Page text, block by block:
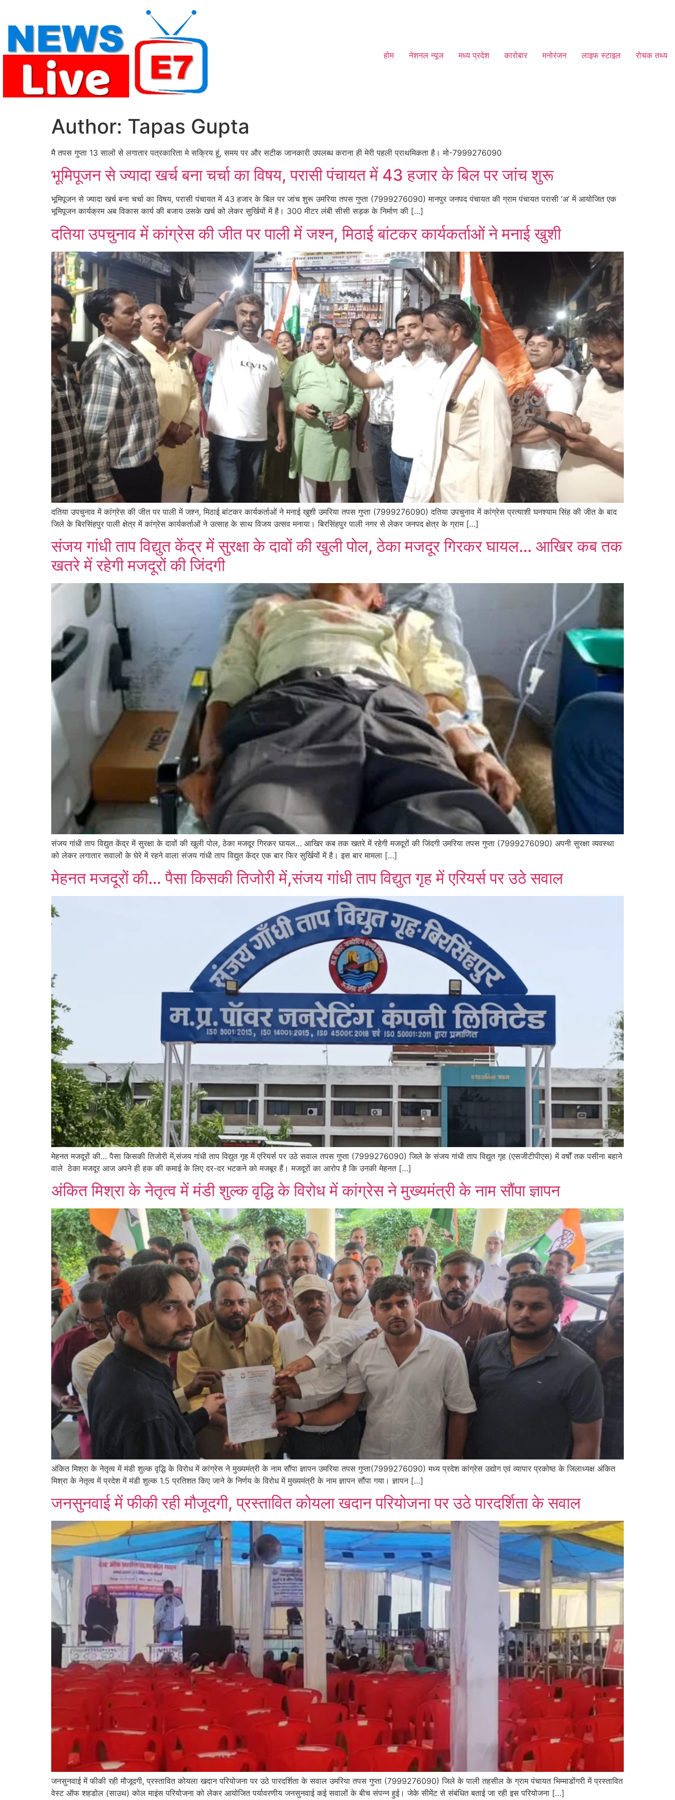
content
होम नेशनल न्यूज मध्य प्रदेश कारोबार मनोरंजन लाइफ स्टाइल रोचक तथ्य
Author: Tapas Gupta
मै तपस गुप्ता 13 सालों से लगातार पत्रकारिता मे सक्रिय हूं, समय पर और सटीक जानकारी उपलब्ध कराना ही मेरी पहली प्राथमिकता है। मो-7999276090
भूमिपूजन से ज्यादा खर्च बना चर्चा का विषय, परासी पंचायत में 43 हजार के बिल पर जांच शुरू
भूमिपूजन से ज्यादा खर्च बना चर्चा का विषय, परासी पंचायत में 43 हजार के बिल पर जांच शुरू उमरिया तपस गुप्ता (7999276090) मानपुर जनपद पंचायत की ग्राम पंचायत परासी ‘अ’ में आयोजित एक
भूमिपूजन कार्यक्रम अब विकास कार्य की बजाय उसके खर्च को लेकर सुर्खियों में है। 300 मीटर लंबी सीसी सड़क के निर्माण की […]
दतिया उपचुनाव में कांग्रेस की जीत पर पाली में जश्न, मिठाई बांटकर कार्यकर्ताओं ने मनाई खुशी
दतिया उपचुनाव में कांग्रेस की जीत पर पाली में जश्न, मिठाई बांटकर कार्यकर्ताओं ने मनाई खुशी उमरिया तपस गुप्ता (7999276090) दतिया उपचुनाव में कांग्रेस प्रत्याशी घनश्याम सिंह की जीत के बाद
जिले के बिरसिंहपुर पाली क्षेत्र में कांग्रेस कार्यकर्ताओं ने उत्साह के साथ विजय उत्सव मनाया। बिरसिंहपुर पाली नगर से लेकर जनपद क्षेत्र के ग्राम […]
संजय गांधी ताप विद्युत केंद्र में सुरक्षा के दावों की खुली पोल, ठेका मजदूर गिरकर घायल… आखिर कब तक
खतरे में रहेगी मजदूरों की जिंदगी
संजय गांधी ताप विद्युत केंद्र में सुरक्षा के दावों की खुली पोल, ठेका मजदूर गिरकर घायल… आखिर कब तक खतरे में रहेगी मजदूरों की जिंदगी उमरिया तपस गुप्ता (7999276090) अपनी सुरक्षा व्यवस्था
को लेकर लगातार सवालों के घेरे में रहने वाला संजय गांधी ताप विद्युत केंद्र एक बार फिर सुर्खियों में है। इस बार मामला […]
मेहनत मजदूरों की… पैसा किसकी तिजोरी में,संजय गांधी ताप विद्युत गृह में एरियर्स पर उठे सवाल
मेहनत मजदूरों की… पैसा किसकी तिजोरी में,संजय गांधी ताप विद्युत गृह में एरियर्स पर उठे सवाल तपस गुप्ता (7999276090) जिले के संजय गांधी ताप विद्युत गृह (एसजीटीपीएस) में वर्षों तक पसीना बहाने
वाले ठेका मजदूर आज अपने ही हक की कमाई के लिए दर-दर भटकने को मजबूर हैं। मजदूरों का आरोप है कि उनकी मेहनत […]
अंकित मिश्रा के नेतृत्व में मंडी शुल्क वृद्धि के विरोध में कांग्रेस ने मुख्यमंत्री के नाम सौंपा ज्ञापन
अंकित मिश्रा के नेतृत्व में मंडी शुल्क वृद्धि के विरोध में कांग्रेस ने मुख्यमंत्री के नाम सौंपा ज्ञापन उमरिया तपस गुप्ता(7999276090) मध्य प्रदेश कांग्रेस उद्योग एवं व्यापार प्रकोष्ठ के जिलाध्यक्ष अंकित
मिश्रा के नेतृत्व में प्रदेश में मंडी शुल्क 1.5 प्रतिशत किए जाने के निर्णय के विरोध में मुख्यमंत्री के नाम ज्ञापन सौंपा गया। ज्ञापन […]
जनसुनवाई में फीकी रही मौजूदगी, प्रस्तावित कोयला खदान परियोजना पर उठे पारदर्शिता के सवाल
जनसुनवाई में फीकी रही मौजूदगी, प्रस्तावित कोयला खदान परियोजना पर उठे पारदर्शिता के सवाल उमरिया तपस गुप्ता (7999276090) जिले के पाली तहसील के ग्राम पंचायत भिम्माडोंगरी में प्रस्तावित
वेस्ट ऑफ शहडोल (साउथ) कोल माइंस परियोजना को लेकर आयोजित पर्यावरणीय जनसुनवाई कई सवालों के बीच संपन्न हुई। जेके सीमेंट से संबंधित बताई जा रही इस परियोजना […]